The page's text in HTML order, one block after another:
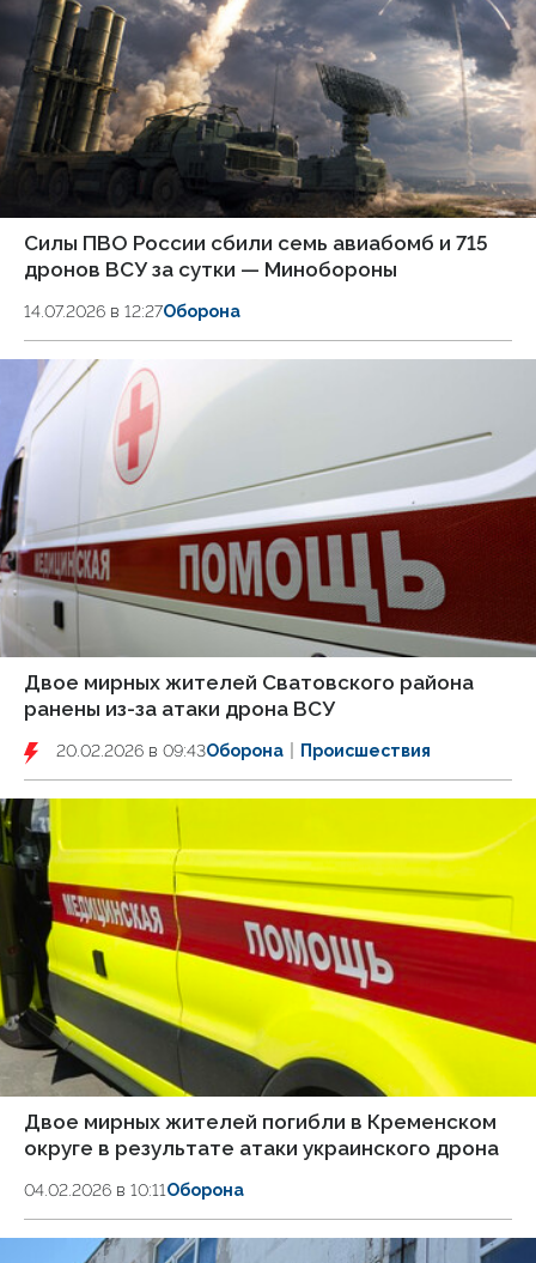
Силы ПВО России сбили семь авиабомб и 715
дронов ВСУ за сутки — Минобороны
14.07.2026 в 12:27Оборона
Двое мирных жителей Сватовского района
ранены из-за атаки дрона ВСУ
20.02.2026 в 09:43Оборона Происшествия
Двое мирных жителей погибли в Кременском
округе в результате атаки украинского дрона
04.02.2026 в 10:11Оборона